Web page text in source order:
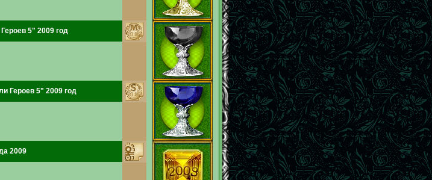
5" 2009 год
Героев 5" 2009 год
2009